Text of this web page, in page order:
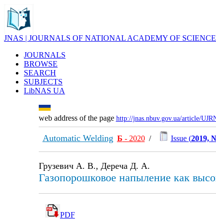
JNAS | JOURNALS OF NATIONAL ACADEMY OF
JOURNALS
BROWSE
SEARCH
SUBJECTS
LibNAS UA
web address of the page http://jnas.nbuv.gov.ua/article/
Automatic Welding Б - 2020/ Issue (2019,
Грузевич А. В., Дереча Д. А.
Газопорошковое напыление как
PDF